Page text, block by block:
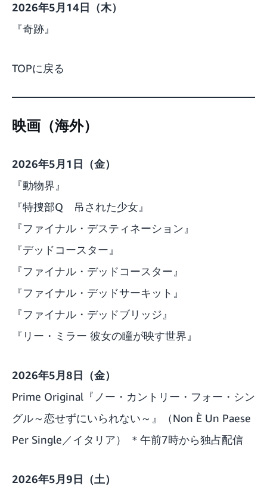
2026年5月14日（木）
『奇跡』
TOPに戻る
映画（海外）
2026年5月1日（金）
『動物界』
『特捜部Q 吊された少女』
『ファイナル・デスティネーション』
『デッドコースター』
『ファイナル・デッドコースター』
『ファイナル・デッドサーキット』
『ファイナル・デッドブリッジ』
『リー・ミラー 彼女の瞳が映す世界』
2026年5月8日（金）
Prime Original『ノー・カントリー・フォー・シン
グル～恋せずにいられない～』（Non È Un Paese
Per Single／イタリア） ＊午前7時から独占配信
2026年5月9日（土）